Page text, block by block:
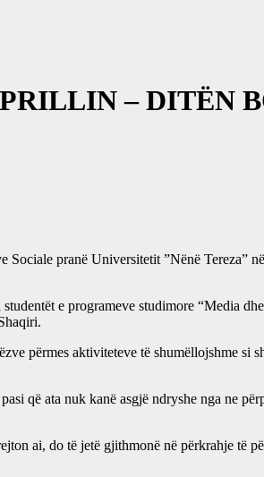
– DITËN
Sociale pranë Universitetit ”Nënë Tereza” në
e programeve studimore “Media
përmes aktiviteteve të shumëllojshme si
që ata nuk kanë asgjë ndryshe nga ne
ai, do të jetë gjithmonë në përkrahje të